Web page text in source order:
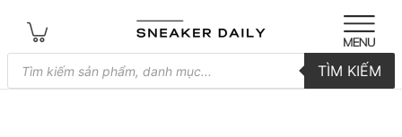
Tìm
kiếm
sản
TÌM KIẾM